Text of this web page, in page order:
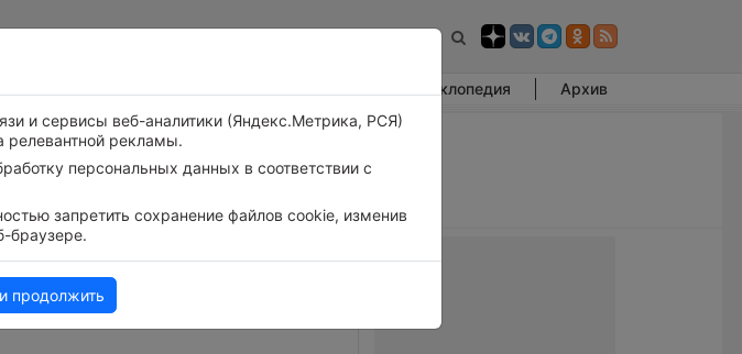
Энциклопедия Архив
и сервисы веб-аналитики (Яндекс.Метрика, РСЯ)
релевантной рекламы.
персональных данных в соответствии с
запретить сохранение файлов cookie, изменив
браузере.
продолжить